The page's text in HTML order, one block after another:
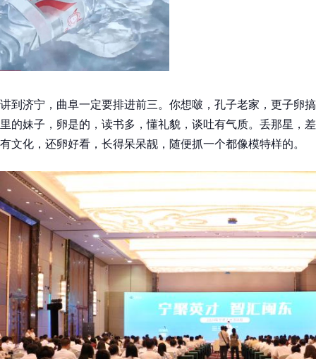
讲到济宁，曲阜一定要排进前三。你想啵，孔子老家，更子卵
里的妹子，卵是的，读书多，懂礼貌，谈吐有气质。丢那星，
有文化，还卵好看，长得呆呆靓，随便抓一个都像模特样的。